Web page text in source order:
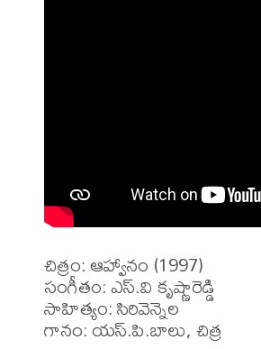
చిత్రం: ఆహ్వానం (1997)
సంగీతం: ఎస్.వి కృష్ణారెడ్డి
సాహిత్యం: సిరివెన్నెల
గానం: యస్.పి.బాలు, చిత్ర